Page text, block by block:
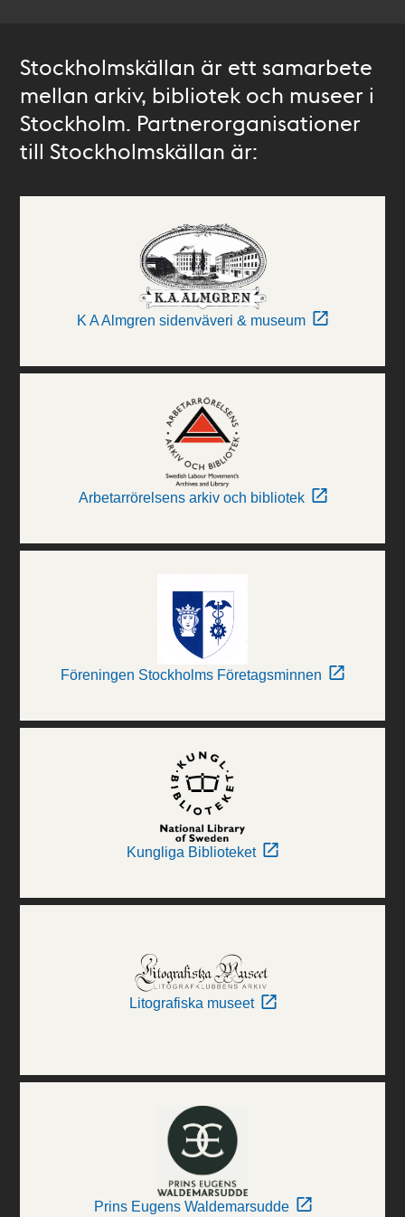
Stockholmskällan är ett samarbete
mellan arkiv, bibliotek och museer i
Stockholm. Partnerorganisationer
till Stockholmskällan är:
K A Almgren sidenväveri & museum
Arbetarrörelsens arkiv och bibliotek
Föreningen Stockholms Företagsminnen
Kungliga Biblioteket
Litografiska museet
Prins Eugens Waldemarsudde